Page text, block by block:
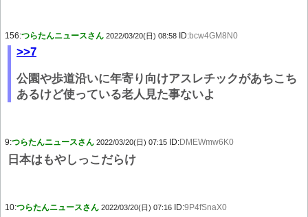
156:つらたんニュースさん 2022/03/20(日) 08:58 ID:bcw4GM8N0
>>7
公園や歩道沿いに年寄り向けアスレチックがあちこち
あるけど使っている老人見た事ないよ
9:つらたんニュースさん 2022/03/20(日) 07:15 ID:DMEWmw6K0
日本はもやしっこだらけ
10:つらたんニュースさん 2022/03/20(日) 07:16 ID:9P4fSnaX0